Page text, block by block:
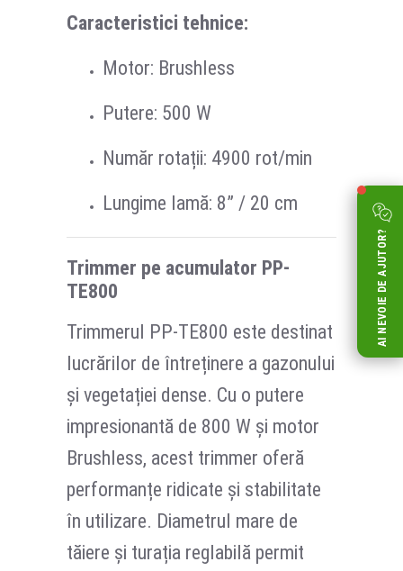
Caracteristici tehnice:
Motor: Brushless
Putere: 500 W
Număr rotații: 4900 rot/min
Lungime lamă: 8” / 20 cm
Trimmer pe acumulator PP-
TE800
Trimmerul PP-TE800 este destinat
lucrărilor de întreținere a gazonului
și vegetației dense. Cu o putere
impresionantă de 800 W și motor
Brushless, acest trimmer oferă
performanțe ridicate și stabilitate
în utilizare. Diametrul mare de
tăiere și turația reglabilă permit
AI NEVOIE DE AJUTOR?